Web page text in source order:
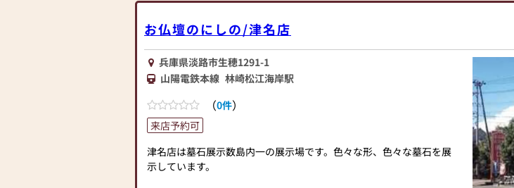
お仏壇のにしの/津名店
兵庫県淡路市生穂1291-1
山陽電鉄本線 林崎松江海岸駅
（0件）
来店予約可
津名店は墓石展示数島内一の展示場です。色々な形、色々な墓石を展
示しています。